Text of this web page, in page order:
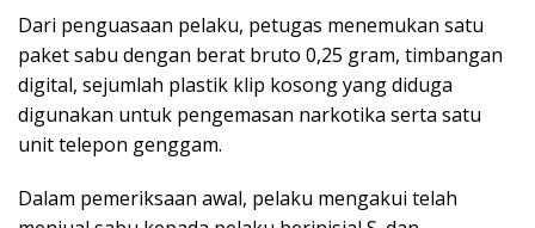
Dari penguasaan pelaku, petugas menemukan satu
paket sabu dengan berat bruto 0,25 gram, timbangan
digital, sejumlah plastik klip kosong yang diduga
digunakan untuk pengemasan narkotika serta satu
unit telepon genggam.
Dalam pemeriksaan awal, pelaku mengakui telah